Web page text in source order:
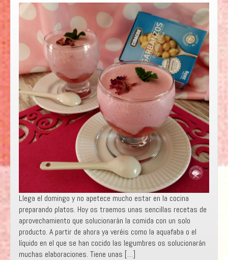
Llega el domingo y no apetece mucho estar en la cocina
preparando platos. Hoy os traemos unas sencillas recetas de
aprovechamiento que solucionarán la comida con un solo
producto. A partir de ahora ya veréis como la aquafaba o el
líquido en el que se han cocido las legumbres os solucionarán
muchas elaboraciones. Tiene unas […]